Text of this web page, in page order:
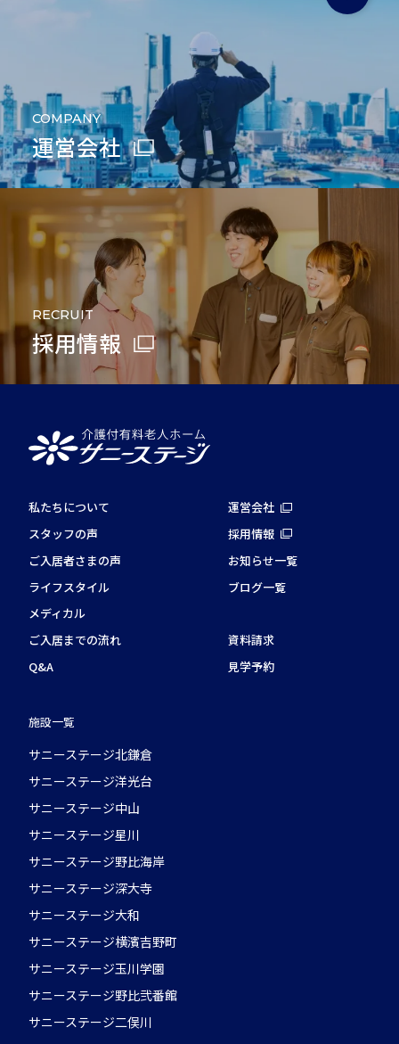
COMPANY
運営会社
RECRUIT
採用情報
私たちについて
スタッフの声
ご入居者さまの声
ライフスタイル
メディカル
ご入居までの流れ
Q&A
施設一覧
サニーステージ北鎌倉
サニーステージ洋光台
サニーステージ中山
サニーステージ星川
サニーステージ野比海岸
サニーステージ深大寺
サニーステージ大和
サニーステージ横濱吉野町
サニーステージ玉川学園
サニーステージ野比弐番館
サニーステージ二俣川
運営会社
採用情報
お知らせ一覧
ブログ一覧
資料請求
見学予約